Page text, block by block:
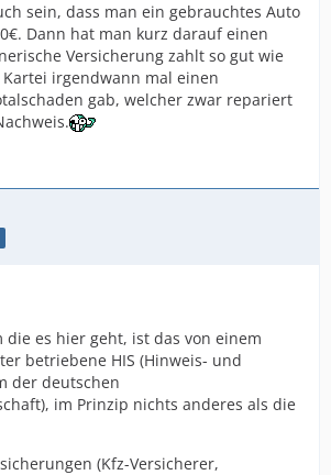
sein, dass man ein gebrauchtes Auto
Dann hat man kurz darauf einen
Versicherung zahlt so gut wie
irgendwann mal einen
gab, welcher zwar repariert
die es hier geht, ist das von einem
betriebene HIS (Hinweis- und
der deutschen
im Prinzip nichts anderes als die
(Kfz-Versicherer,